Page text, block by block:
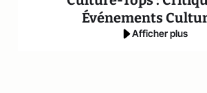
Événements
Afficher plus